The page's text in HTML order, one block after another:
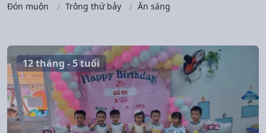
Đón muộn Trông thứ bảy Ăn sáng
12 tháng - 5 tuổi